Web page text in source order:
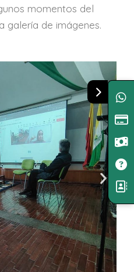
momentos del
galería de imágenes.